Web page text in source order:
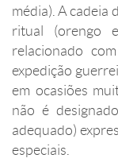
média). A cadeia
ritual (orengo
relacionado
expedição
em ocasiões
não é
adequado)
especiais.